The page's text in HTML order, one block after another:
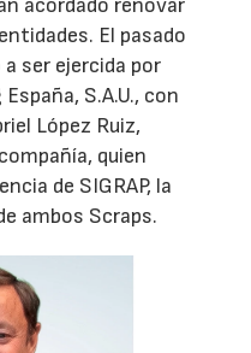
acordado renovar
El pasado
ser ejercida por
S.A.U., con
López Ruiz,
quien
de SIGRAP, la
ambos Scraps.